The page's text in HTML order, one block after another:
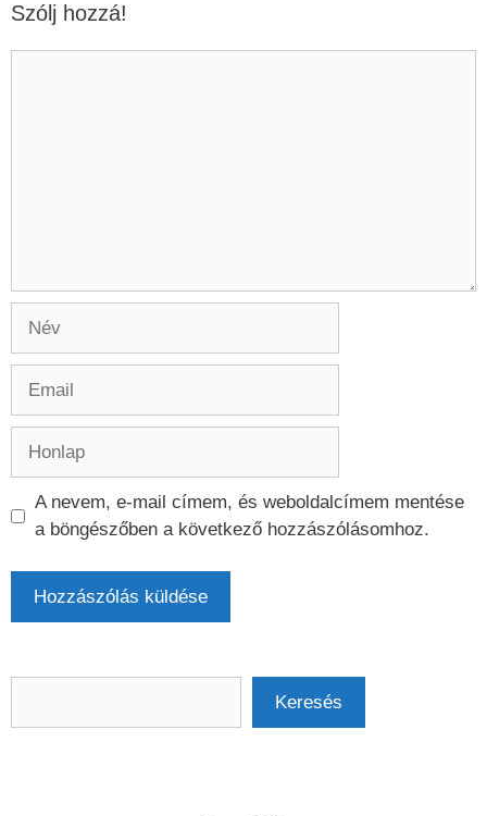
Szólj hozzá!
A nevem, e-mail címem, és weboldalcímem mentése
a böngészőben a következő hozzászólásomhoz.
Keresés